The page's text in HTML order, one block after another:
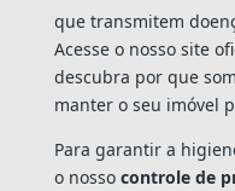
que transmitem
Acesse o nosso site
descubra por que
manter o seu imóvel
Para garantir a
o nosso controle de